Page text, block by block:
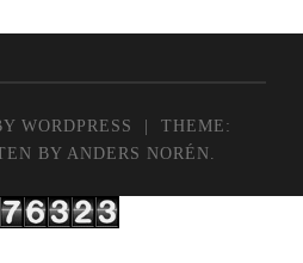
WORDPRESS
THEME:
BY ANDERS NORÉN